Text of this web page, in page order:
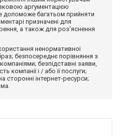
аргументацією
допоможе багатьом прийняти
призначені для
а також для роз'яснення
ненормативної
безпосереднє порівняння з
безпідставні заяви,
компанії і / або її послуги;
сторонні інтернет-ресурси;